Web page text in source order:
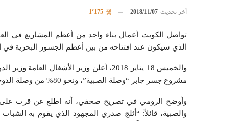
أخر تحديث 2018/11/07
تواصل الكويت أعمال بناء واحد من أعظم المشاريع في
الذي سيكون عند افتتاحه من بين أعظم الجسور البحرية في
مشروع جسر جابر “وصلة الصبية”، ونحو 80% من وصلة الدوحة، متوقعاً افتتاح المشروع مع نهاية العام الجاري.
وأوضح الرومي في تصريح صحفي، أنه اطلع عن قرب على
والصبية، قائلاً: “أثلج صدري المجهود الذي يقوم به